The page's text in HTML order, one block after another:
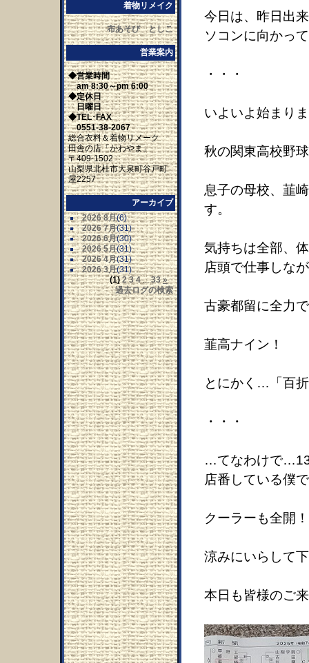
着物リメイク
布あそび としこ
営業案内
◆営業時間
am 8:30～pm 6:00
◆定休日
日曜日
◆TEL･FAX
0551-38-2067
総合衣料＆着物リメーク
田舎の店「かわやま」
〒409-1502
山梨県北杜市大泉町谷戸町
屋2257
アーカイブ
2026 8月(6)
2026 7月(31)
2026 6月(30)
2026 5月(31)
2026 4月(31)
2026 3月(31)
(1) 2 3 4...33 »
過去ログの検索
今日は、昨日出
ソコンに向かっ
・・・
いよいよ始まり
秋の関東高校野
息子の母校、韮
す。
気持ちは全部、
店頭で仕事しな
古豪都留に全力
韮高ナイン！
とにかく…「百
・・・
…てなわけで
店番している僕
クーラーも全開！
涼みにいらして
本日も皆様のご